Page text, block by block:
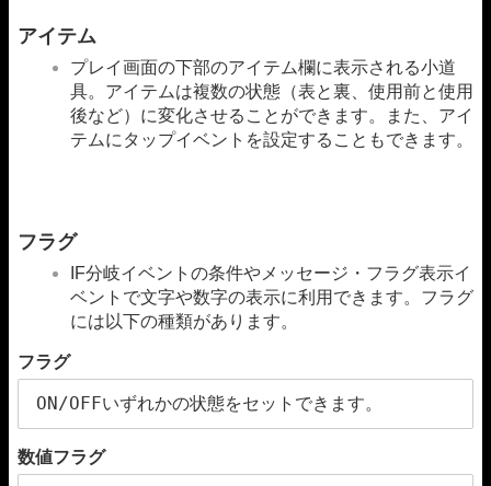
アイテム
プレイ画面の下部のアイテム欄に表示される小道
具。アイテムは複数の状態（表と裏、使用前と使用
後など）に変化させることができます。また、アイ
テムにタップイベントを設定することもできます。
フラグ
IF分岐イベントの条件やメッセージ・フラグ表示イ
ベントで文字や数字の表示に利用できます。フラグ
には以下の種類があります。
フラグ
ON/OFFいずれかの状態をセットできます。
数値フラグ